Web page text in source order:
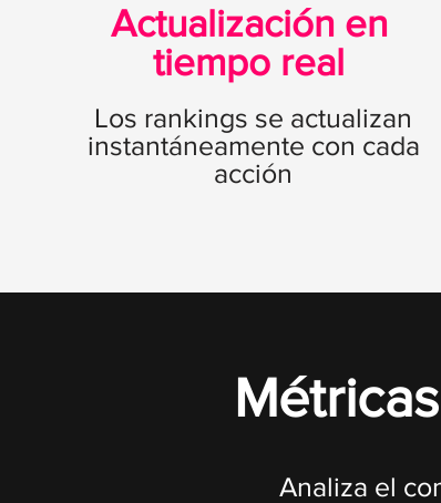
Actualización en
tiempo real
Los rankings se actualizan
instantáneamente con cada
acción
Analiza el